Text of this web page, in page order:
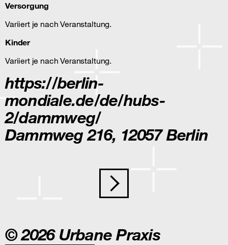
Versorgung
Variiert je nach Veranstaltung.
Kinder
Variiert je nach Veranstaltung.
https://berlin-
mondiale.de/de/hubs-
2/dammweg/
Dammweg 216, 12057 Berlin
Beitragsnavigation
© 2026 Urbane Praxis